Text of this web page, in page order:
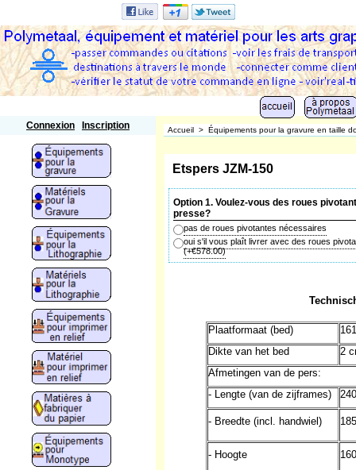
Connexion Inscription Accueil > Équipements pour la gravure en taille
Etspers JZM-150
Option 1. Voulez-vous des roues
presse?
pas de roues pivotantes nécessaires
oui s'il vous plaît livrer avec des roues
(+€578.00)
Plaatformaat (bed)
Dikte van het bed
2
Afmetingen van de pers:
- Lengte (van de zijframes)
- Breedte (incl. handwiel)
- Hoogte